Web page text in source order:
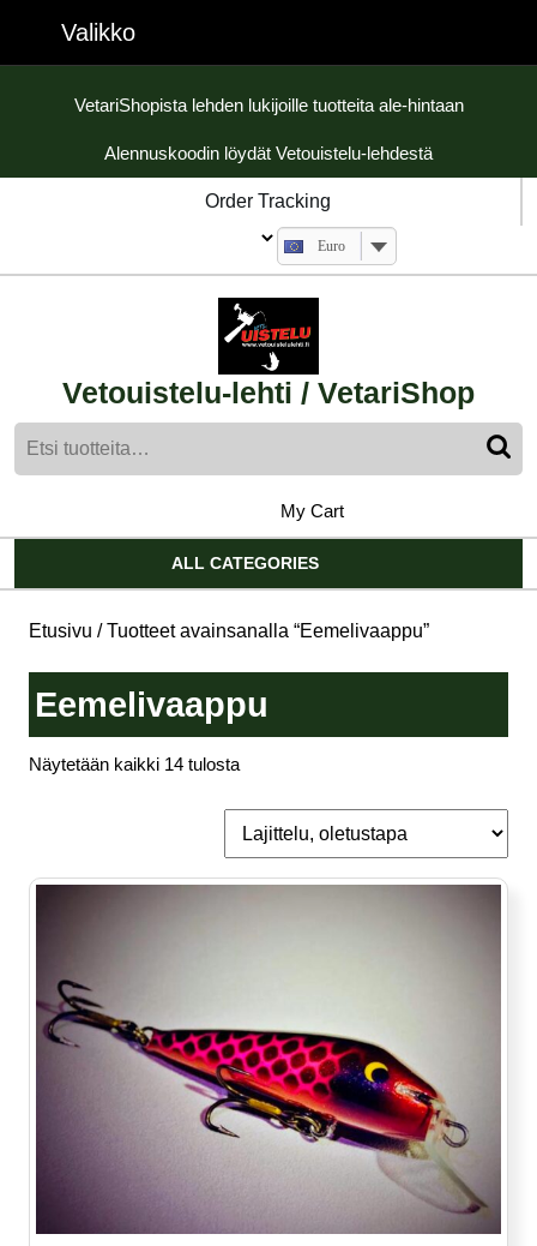
content
ValikkoValikko
VetariShopista lehden lukijoille tuotteita ale-hintaan
Alennuskoodin löydät Vetouistelu-lehdestä
Order Tracking
Euro
Vetouistelu-lehti / VetariShop
Account
My Cartshopping
cart
ALL CATEGORIES
Etusivu / Tuotteet avainsanalla “Eemelivaappu”
Eemelivaappu
Näytetään kaikki 14 tulosta